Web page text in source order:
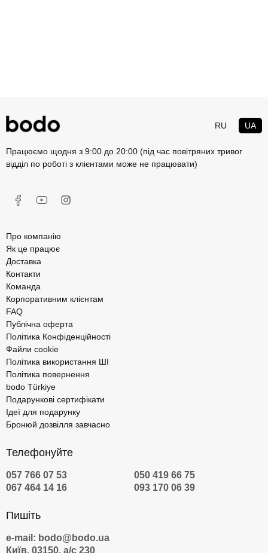
RU UA
Працюємо щодня з 9:00 до 20:00 (під час повітряних тривог
відділ по роботі з клієнтами може не працювати)
Про компанію
Як це працює
Доставка
Контакти
Команда
Корпоративним клієнтам
FAQ
Публічна оферта
Політика Конфіденційності
Файли cookie
Політика використання ШІ
Політика повернення
bodo Türkiye
Подарункові сертифікати
Ідеї для подарунку
Бронюй дозвілля завчасно
Телефонуйте
057 766 07 53
050 419 66 75
067 464 14 16
093 170 06 39
Пишіть
e-mail: bodo@bodo.ua
Київ, 03150, а/с 230